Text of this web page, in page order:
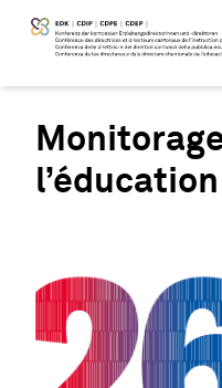
l’éducation